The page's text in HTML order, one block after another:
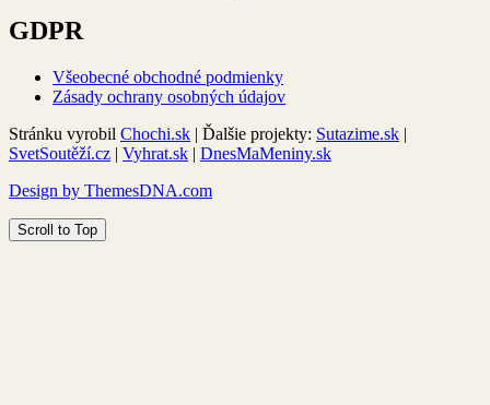
GDPR
Všeobecné obchodné podmienky
Zásady ochrany osobných údajov
Stránku vyrobil Chochi.sk | Ďalšie projekty: Sutazime.sk |
SvetSoutěží.cz | Vyhrat.sk | DnesMaMeniny.sk
Design by ThemesDNA.com
Scroll to Top